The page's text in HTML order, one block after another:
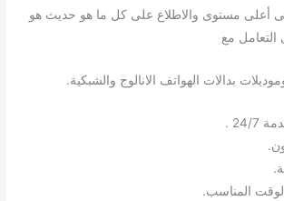
أعلى مستوى والاطلاع على كل ما هو حديث هو
التعامل مع
بدالات الهواتف الانالوج والشبكية.
7 .
المناسب.